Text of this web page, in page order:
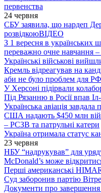
первенства
24 червня
СБУ заявила, що нардеп
розвідкоюВІДЕО
З 1 вересня в українських
переважно очне навчання
Українські військові
Кремль відреагував на
аби не було проблем для
У Херсоні підірвали
Під Рязанню в Росії впав
Українська авіація
США надають $450 млн
– РСЗВ та патрульні катери
Україна отримала статус
23 червня
НБУ “надрукував” для
McDonald’s може
Перші американські
Суд заборонив партію
Документи про завершення